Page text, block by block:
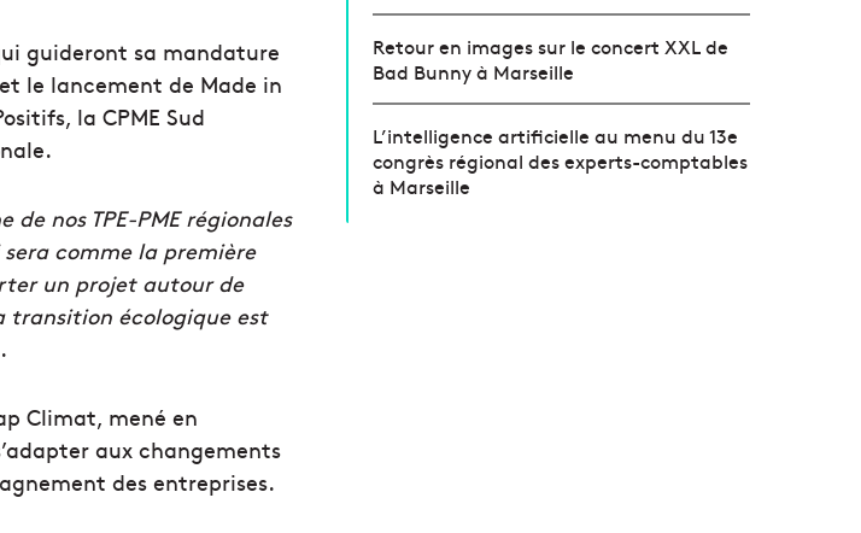
guideront sa mandature
le lancement de Made in
la CPME Sud
nos TPE-PME régionales
comme la première
un projet autour de
transition écologique est
Climat, mené en
aux changements
des entreprises.
Retour en images sur le concert XXL de
Bad Bunny à Marseille
L’intelligence artificielle au menu du 13e
congrès régional des experts-comptables
à Marseille